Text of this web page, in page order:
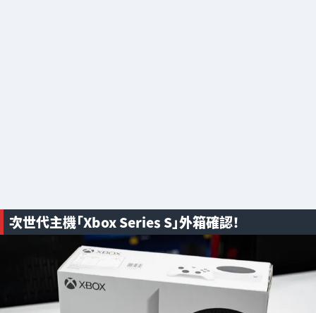
次世代主機「Xbox Series S」外箱確認！